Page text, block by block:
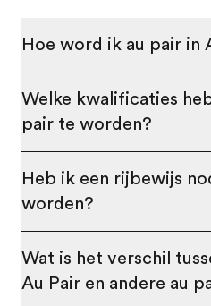
Hoe word ik au pair in
Welke kwalificaties
pair te worden?
Heb ik een rijbewijs
worden?
Wat is het verschil
Au Pair en andere au